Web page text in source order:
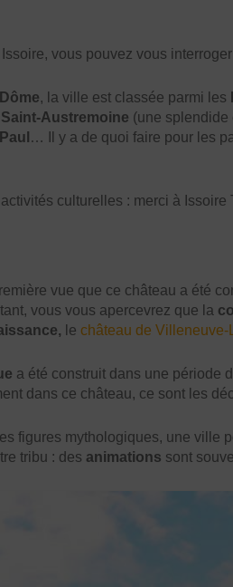
vous pouvez vous
, la ville est classée parmi les
Saint-Austremoine (une splendide
… Il y a de quoi faire pour les
culturelles : merci à
vue que ce château a été
vous vous apercevrez que la
le château de Villeneuve-
a été construit dans une période
dans ce château, ce sont les
figures mythologiques, une ville
tribu : des animations sont